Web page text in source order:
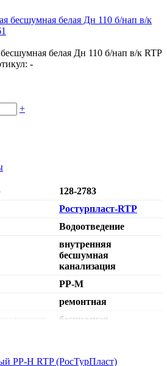
белая Дн 110 б/нап в/к RTP
-
+
128-2783
Ростурпласт-RTP
Водоотведение
внутренняя
бесшумная
канализация
PP-M
ремонтная
бесшумная